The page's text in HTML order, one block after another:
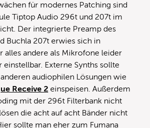
für modernes Patching sind
Tiptop Audio 296t und 207t im
Der integrierte Preamp des
Buchla 207t erwies sich in
alles andere als Mikrofone leider
einstellbar. Externe Synths sollte
audiophilen Lösungen wie
Receive 2 einspeisen. Außerdem
mit der 296t Filterbank nicht
die acht auf acht Bänder nicht
sollte man eher zum Fumana